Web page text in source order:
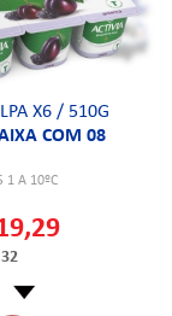
X6 / 510G
COM 08
1 A 10ºC